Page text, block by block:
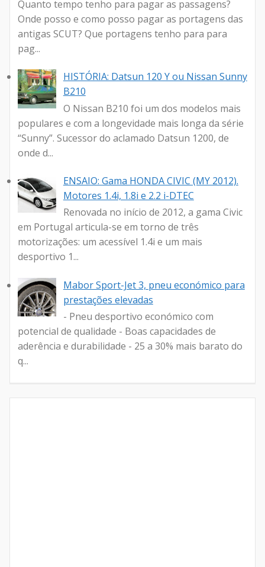
Quanto tempo tenho para pagar as passagens?
Onde posso e como posso pagar as portagens das
antigas SCUT? Que portagens tenho para para
pag...
HISTÓRIA: Datsun 120 Y ou Nissan Sunny
B210
O Nissan B210 foi um dos modelos mais
populares e com a longevidade mais longa da série
“Sunny”. Sucessor do aclamado Datsun 1200, de
onde d...
ENSAIO: Gama HONDA CIVIC (MY 2012).
Motores 1.4i, 1.8i e 2.2 i-DTEC
Renovada no início de 2012, a gama Civic
em Portugal articula-se em torno de três
motorizações: um acessível 1.4i e um mais
desportivo 1...
Mabor Sport-Jet 3, pneu económico para
prestações elevadas
- Pneu desportivo económico com
potencial de qualidade - Boas capacidades de
aderência e durabilidade - 25 a 30% mais barato do
q...